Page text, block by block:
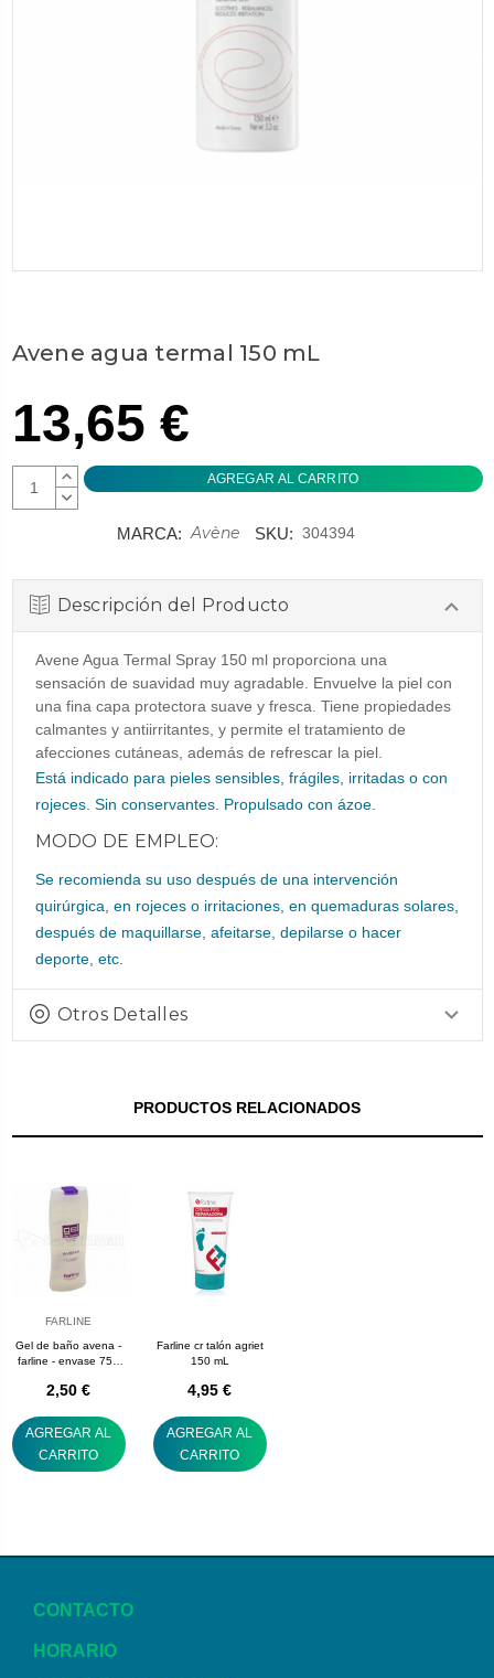
Avene agua termal 150 mL
13,65 €
AUMENTAR
CANTIDAD:
DISMINUIR
MARCA: Avène SKU: 304394
Descripción del Producto
Avene Agua Termal Spray 150 ml proporciona una
sensación de suavidad muy agradable. Envuelve la piel con
una fina capa protectora suave y fresca. Tiene propiedades
calmantes y antiirritantes, y permite el tratamiento de
afecciones cutáneas, además de refrescar la piel.
Está indicado para pieles sensibles, frágiles, irritadas o con
rojeces. Sin conservantes. Propulsado con ázoe.
MODO DE EMPLEO:
Se recomienda su uso después de una intervención
quirúrgica, en rojeces o irritaciones, en quemaduras solares,
después de maquillarse, afeitarse, depilarse o hacer
deporte, etc.
Otros Detalles
PRODUCTOS RELACIONADOS
FARLINE
Gel de baño avena -
farline - envase 750
2,50 €
AGREGAR AL
CARRITO
Farline cr talón agriet
150 mL
4,95 €
AGREGAR AL
CARRITO
CONTACTO
HORARIO